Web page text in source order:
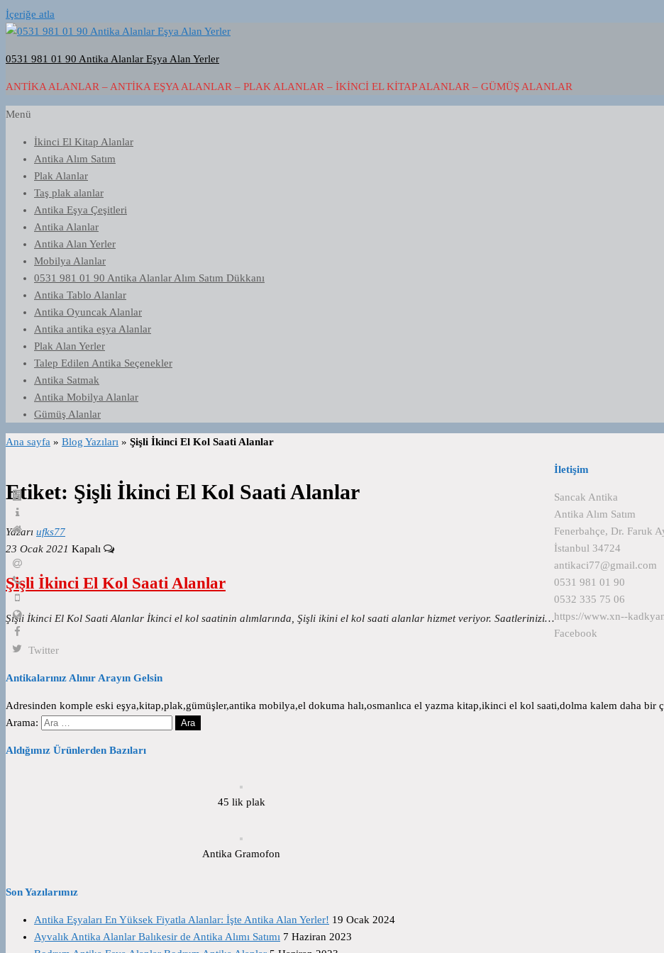
İçeriğe atla
0531 981 01 90 Antika Alanlar Eşya Alan Yerler
ANTIKA ALANLAR – ANTIKA EŞYA ALANLAR – PLAK ALANLAR – İKINCI EL KITAP ALANLAR – GÜMÜŞ ALANLAR
Menü
İkinci El Kitap Alanlar
Antika Alım Satım
Plak Alanlar
Taş plak alanlar
Antika Eşya Çeşitleri
Antika Alanlar
Antika Alan Yerler
Mobilya Alanlar
0531 981 01 90 Antika Alanlar Alım Satım Dükkanı
Antika Tablo Alanlar
Antika Oyuncak Alanlar
Antika antika eşya Alanlar
Plak Alan Yerler
Talep Edilen Antika Seçenekler
Antika Satmak
Antika Mobilya Alanlar
Gümüş Alanlar
Ana sayfa » Blog Yazıları » Şişli İkinci El Kol Saati Alanlar
Etiket: Şişli İkinci El Kol Saati Alanlar
Yazarı ufks77
23 Ocak 2021 Kapalı
Şişli İkinci El Kol Saati Alanlar
Şişli İkinci El Kol Saati Alanlar İkinci el kol saatinin alımlarında, Şişli ikini el kol saati alanlar hizmet veriyor. Saatlerinizi…
İletişim
Sancak Antika
Antika Alım Satım
Fenerbahçe, Dr. Faruk
İstanbul 34724
antikaci77@gmail.com
0531 981 01 90
0532 335 75 06
https://www.xn--
Facebook
Twitter
Antikalarınız Alınır Arayın Gelsin
Adresinden komple eski eşya,kitap,plak,gümüşler,antika mobilya,el dokuma halı,osmanlıca el yazma kitap,ikinci el kol saati,dolma kalem daha
Arama:
Aldığımız Ürünlerden Bazıları
45 lik plak
Antika Gramofon
Son Yazılarımız
Antika Eşyaları En Yüksek Fiyatla Alanlar: İşte Antika Alan Yerler! 19 Ocak 2024
Ayvalık Antika Alanlar Balıkesir de Antika Alımı Satımı 7 Haziran 2023